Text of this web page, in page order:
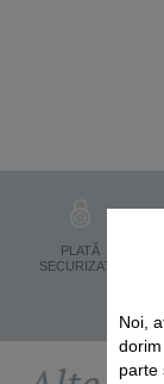
PLATĂ
SECURIZATĂ
Noi,
parte